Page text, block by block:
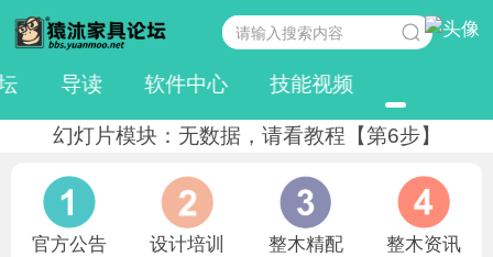
导读 软件中心 技能视频
幻灯片模块：无数据，请看教程【第6步】
官方公告 设计培训 整木精配 整木资讯